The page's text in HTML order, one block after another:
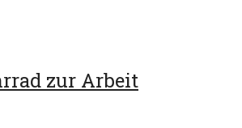
zur Arbeit